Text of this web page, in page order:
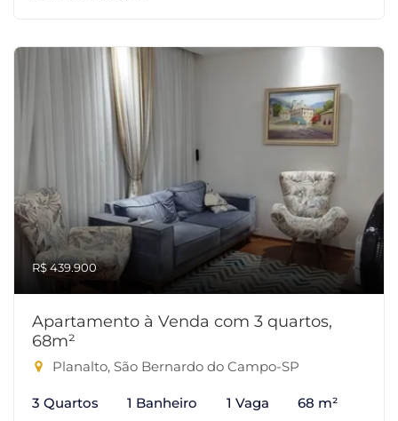
R$ 439.900
Apartamento à Venda com 3 quartos,
68m²
Planalto, São Bernardo do Campo-SP
3 Quartos 1 Banheiro 1 Vaga 68 m²